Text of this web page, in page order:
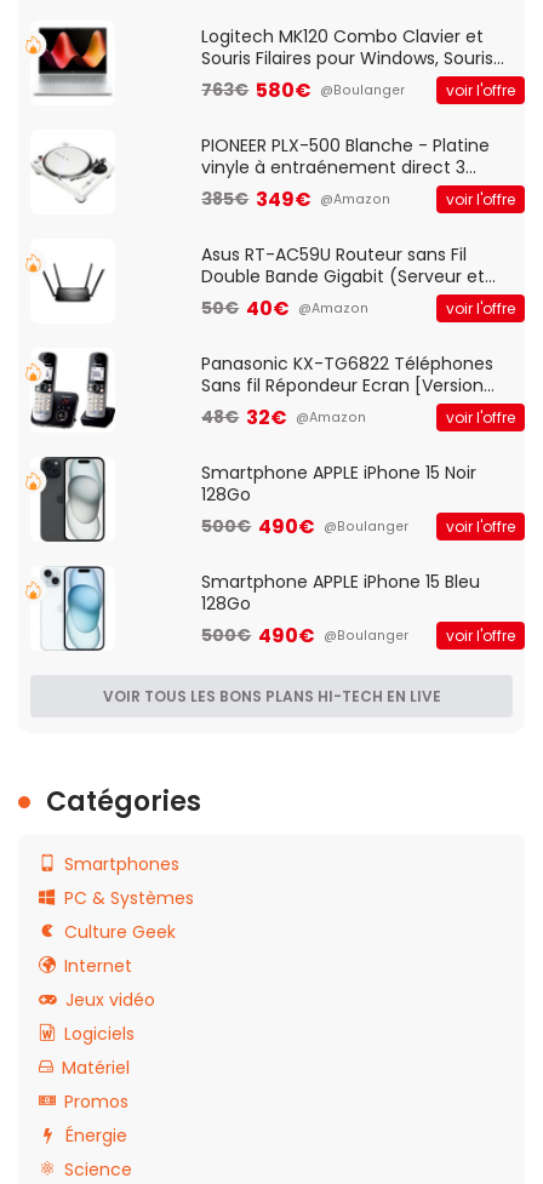
QWERTY UK - Noir
Logitech MK120 Combo Clavier et
Souris Filaires pour Windows, Souris
Optique Filaire, Connexion USB Plug
And Play, Confortable, Taille
QWERTY UK - Noir
763€ 580€ @Boulanger voir l'offre
PIONEER PLX-500 Blanche - Platine
vinyle à entraénement direct 3
vitesses (33-45-78 trs/min) avec
pre-ampli intégré et port USB
385€ 349€ @Amazon voir l'offre
Asus RT-AC59U Routeur sans Fil
Double Bande Gigabit (Serveur et
Client VPN, Triple Vlan, Mode Point
d'accès et Bridge, contrôle Parental,
50€ 40€ @Amazon voir l'offre
Panasonic KX-TG6822 Téléphones
Sans fil Répondeur Ecran [Version
Française]
48€ 32€ @Amazon voir l'offre
Smartphone APPLE iPhone 15 Noir
128Go
500€ 490€ @Boulanger voir l'offre
Smartphone APPLE iPhone 15 Bleu
128Go
500€ 490€ @Boulanger voir l'offre
VOIR TOUS LES BONS PLANS HI-TECH EN LIVE
Catégories
Smartphones
PC & Systèmes
Culture Geek
Internet
Jeux vidéo
Logiciels
Matériel
Promos
Énergie
Science